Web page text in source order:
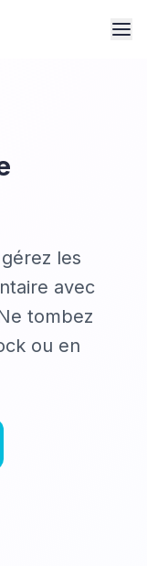
les
avec
tombez
ou en